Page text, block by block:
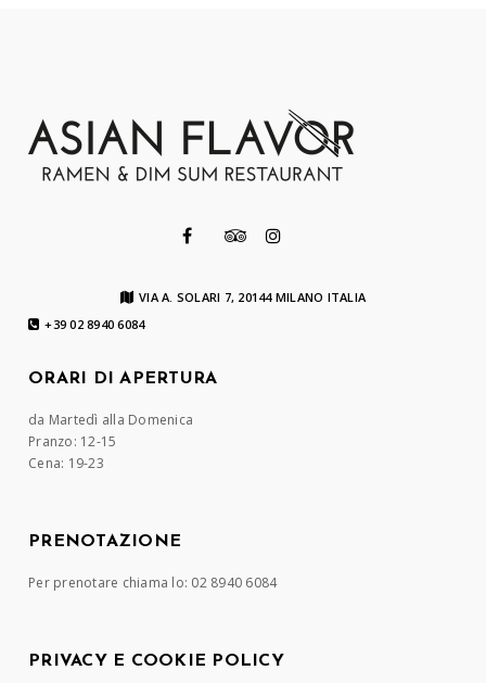
VIA A. SOLARI 7, 20144 MILANO ITALIA
+39 02 8940 6084
ORARI DI APERTURA
da Martedì alla Domenica
Pranzo: 12-15
Cena: 19-23
PRENOTAZIONE
Per prenotare chiama lo: 02 8940 6084
PRIVACY E COOKIE POLICY